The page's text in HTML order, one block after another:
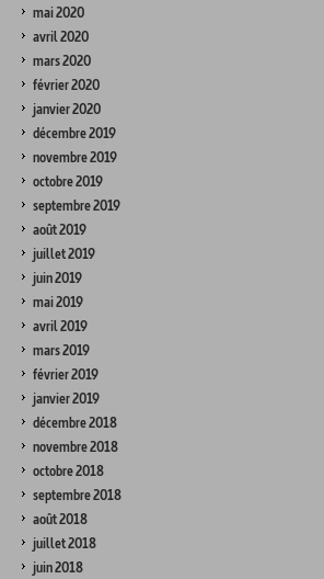
mai 2020
avril 2020
mars 2020
février 2020
janvier 2020
décembre 2019
novembre 2019
octobre 2019
septembre 2019
août 2019
juillet 2019
juin 2019
mai 2019
avril 2019
mars 2019
février 2019
janvier 2019
décembre 2018
novembre 2018
octobre 2018
septembre 2018
août 2018
juillet 2018
juin 2018